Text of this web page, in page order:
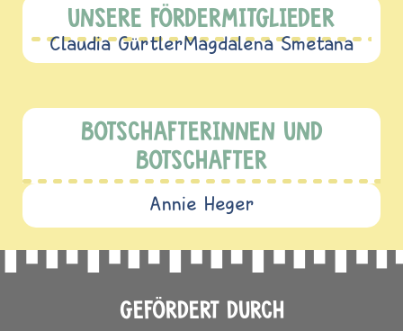
UNSERE FÖRDERMITGLIEDER
Claudia GürtlerMagdalena Smetana
BOTSCHAFTERINNEN UND
BOTSCHAFTER
Annie Heger
GEFÖRDERT DURCH